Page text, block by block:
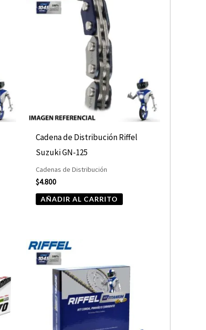
Cadena de Distribución Riffel
Suzuki GN-125
Cadenas de Distribución
$4.800
AÑADIR AL CARRITO